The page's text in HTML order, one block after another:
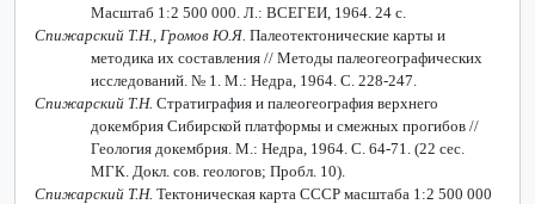
Масштаб 1:2 500 000. Л.: ВСЕГЕИ, 1964. 24 с.
Спижарский Т.Н., Громов Ю.Я. Палеотектонические карты и
методика их составления // Методы палеогеографических
исследований. № 1. М.: Недра, 1964. С. 228-247.
Спижарский Т.Н. Стратиграфия и палеогеография верхнего
докембрия Сибирской платформы и смежных прогибов //
Геология докембрия. М.: Недра, 1964. С. 64-71. (22 сес.
МГК. Докл. сов. геологов; Пробл. 10).
Спижарский Т.Н. Тектоническая карта СССР масштаба 1:2 500 000